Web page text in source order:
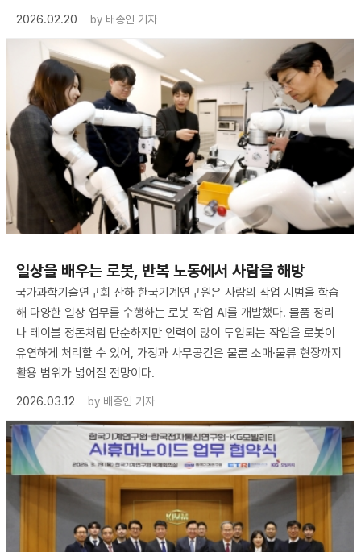
2026.02.20
by 배종인 기자
일상을 배우는 로봇, 반복 노동에서 사람을 해방
국가과학기술연구회 산하 한국기계연구원은 사람의 작업 시범을 학습
해 다양한 일상 업무를 수행하는 로봇 작업 AI를 개발했다. 물품 정리
나 테이블 정돈처럼 단순하지만 인력이 많이 투입되는 작업을 로봇이
유연하게 처리할 수 있어, 가정과 사무공간은 물론 소매·물류 현장까지
활용 범위가 넓어질 전망이다.
2026.03.12
by 배종인 기자